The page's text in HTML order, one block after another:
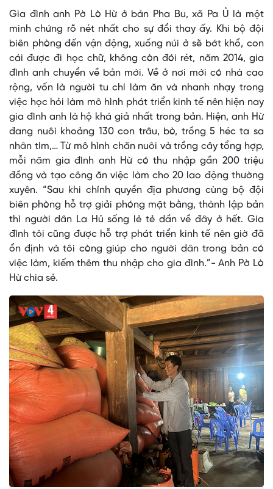
Gia đình anh Pờ Lò Hừ ở bản Pha Bu, xã Pa Ủ là một
minh chứng rõ nét nhất cho sự đổi thay ấy. Khi bộ đội
biên phòng đến vận động, xuống núi ở sẽ bớt khổ, con
cái được đi học chữ, không còn đói rét, năm 2014, gia
đình anh chuyển về bản mới. Về ở nơi mới có nhà cao
rộng, vốn là người tu chí làm ăn và nhanh nhạy trong
việc học hỏi làm mô hình phát triển kinh tế nên hiện nay
gia đình anh là hộ khá giả nhất trong bản. Hiện, anh Hừ
đang nuôi khoảng 130 con trâu, bò, trồng 5 héc ta sa
nhân tím,… Từ mô hình chăn nuôi và trồng cây tổng hợp,
mỗi năm gia đình anh Hừ có thu nhập gần 200 triệu
đồng và tạo công ăn việc làm cho 20 lao động thường
xuyên. “Sau khi chính quyền địa phương cùng bộ đội
biên phòng hỗ trợ giải phóng mặt bằng, thành lập bản
thì người dân La Hủ sống lẻ tẻ dần về đây ở hết. Gia
đình tôi cũng được hỗ trợ phát triển kinh tế nên giờ đã
ổn định và tôi còng giúp cho người dân trong bản có
việc làm, kiếm thêm thu nhập cho gia đình.”- Anh Pờ Lò
Hừ chia sẻ.